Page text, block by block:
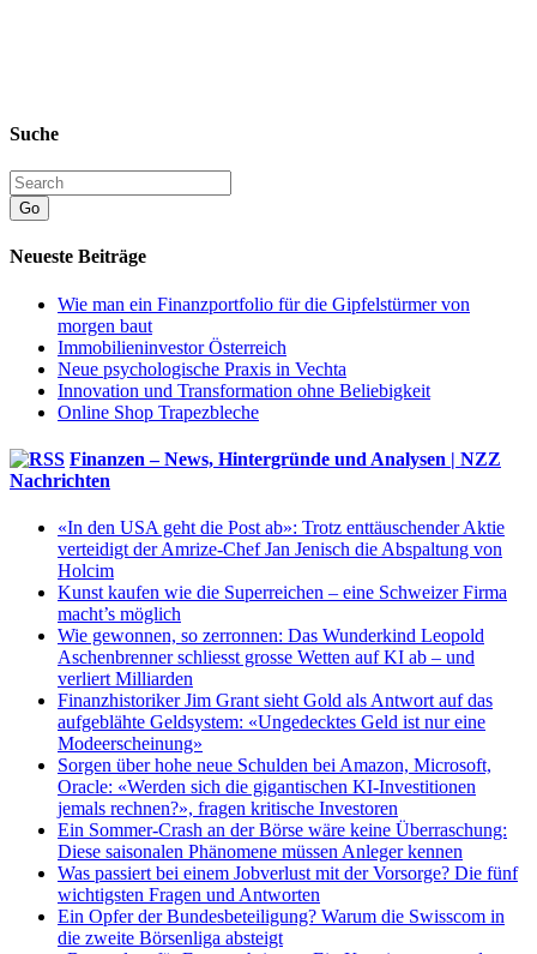
Suche
Go
Neueste Beiträge
Wie man ein Finanzportfolio für die Gipfelstürmer von
morgen baut
Immobilieninvestor Österreich
Neue psychologische Praxis in Vechta
Innovation und Transformation ohne Beliebigkeit
Online Shop Trapezbleche
Finanzen – News, Hintergründe und Analysen | NZZ
Nachrichten
«In den USA geht die Post ab»: Trotz enttäuschender Aktie
verteidigt der Amrize-Chef Jan Jenisch die Abspaltung von
Holcim
Kunst kaufen wie die Superreichen – eine Schweizer Firma
macht’s möglich
Wie gewonnen, so zerronnen: Das Wunderkind Leopold
Aschenbrenner schliesst grosse Wetten auf KI ab – und
verliert Milliarden
Finanzhistoriker Jim Grant sieht Gold als Antwort auf das
aufgeblähte Geldsystem: «Ungedecktes Geld ist nur eine
Modeerscheinung»
Sorgen über hohe neue Schulden bei Amazon, Microsoft,
Oracle: «Werden sich die gigantischen KI-Investitionen
jemals rechnen?», fragen kritische Investoren
Ein Sommer-Crash an der Börse wäre keine Überraschung:
Diese saisonalen Phänomene müssen Anleger kennen
Was passiert bei einem Jobverlust mit der Vorsorge? Die fünf
wichtigsten Fragen und Antworten
Ein Opfer der Bundesbeteiligung? Warum die Swisscom in
die zweite Börsenliga absteigt